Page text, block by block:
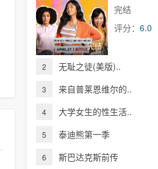
完结
完结
评分： 6.0
2 无耻之徒(美版)..
3 来自普莱恩维尔的..
4 大学女生的性生活..
5 泰迪熊第一季
6 斯巴达克斯前传